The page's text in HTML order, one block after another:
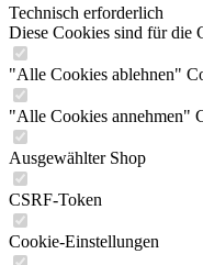
Technisch erforderlich
Diese Cookies sind für die
"Alle Cookies ablehnen"
"Alle Cookies annehmen"
Ausgewählter Shop
CSRF-Token
Cookie-Einstellungen